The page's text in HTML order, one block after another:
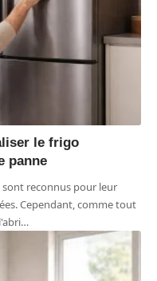
le frigo
panne
sont reconnus pour leur
Cependant, comme tout
…